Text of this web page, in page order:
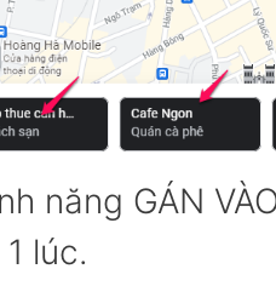
năng GÁN
lúc.